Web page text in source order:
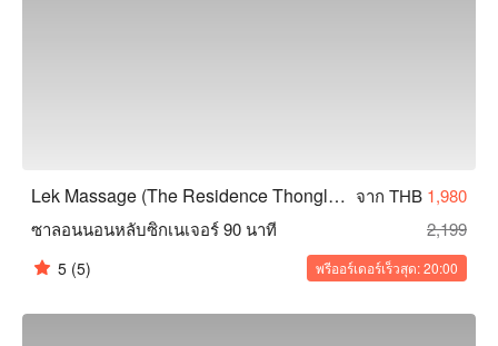
Massage (The Residence Thonglor Hotel) ราคา, Lek Massage
(The Residence Thonglor Hotel) โปรโมชั่น ดูทันที⬇︎
Lek Massage (The Residence Thonglor Hotel) จาก THB 1,980
ซาลอนนอนหลับซิกเนเจอร์ 90 นาที
2,199
5 (5) พรีออร์เดอร์เร็วสุด: 20:00